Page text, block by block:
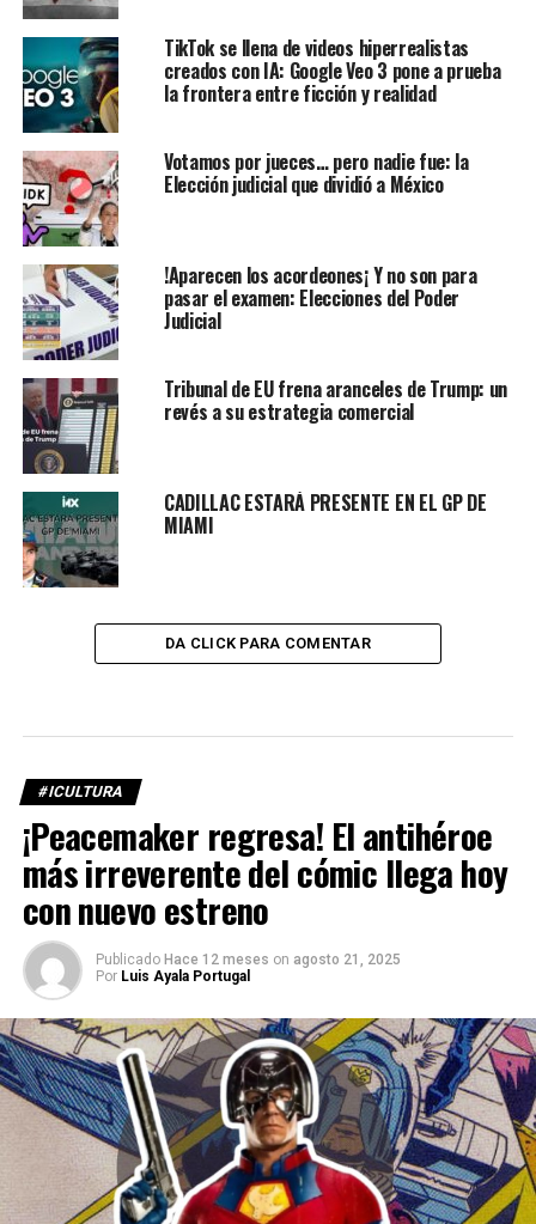
TikTok se llena de videos hiperrealistas
creados con IA: Google Veo 3 pone a prueba
la frontera entre ficción y realidad
Votamos por jueces… pero nadie fue: la
Elección judicial que dividió a México
!Aparecen los acordeones¡ Y no son para
pasar el examen: Elecciones del Poder
Judicial
Tribunal de EU frena aranceles de Trump: un
revés a su estrategia comercial
CADILLAC ESTARÁ PRESENTE EN EL GP DE
MIAMI
DA CLICK PARA COMENTAR
#ICULTURA
¡Peacemaker regresa! El antihéroe
más irreverente del cómic llega hoy
con nuevo estreno
Publicado Hace 12 meses on agosto 21, 2025
Por Luis Ayala Portugal